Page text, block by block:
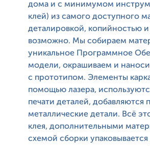
дома и с минимумом
клей) из самого доступного
деталировкой, копийностью
возможно. Мы собираем
уникальное Программное
модели, окрашиваем и
с прототипом. Элементы
помощью лазера,
печати деталей, добавляются
металлические детали. Всё
клея, дополнительными
схемой сборки